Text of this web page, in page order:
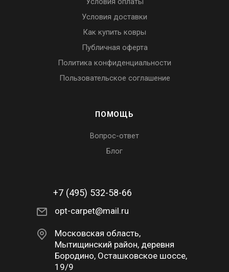
Условия доставки
Как купить ковры
Публичная оферта
Политика конфиденциальности
Пользовательское соглашение
ПОМОЩЬ
Вопрос-ответ
Блог
+7 (495) 532-58-66
opt-carpet@mail.ru
Московская область,
Мытищинский район, деревня
Бородино, Осташковское шоссе,
19/9